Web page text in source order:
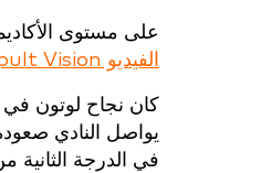
على مستوى
الفيديو Catapult Vision
كان نجاح لوتون في
في الدرجة الثانية